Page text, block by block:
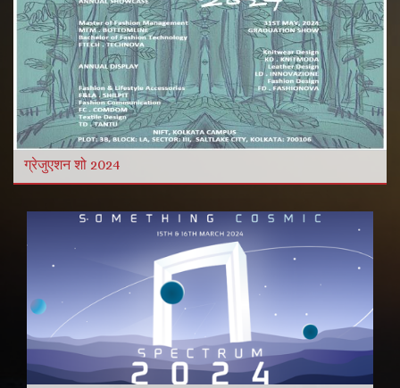
और विडियो
ग्रेजुएशन शो 2024